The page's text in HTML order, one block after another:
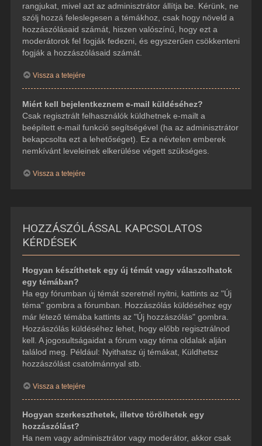
rangjukat, mivel azt az adminisztrátor állítja be. Kérünk, ne
szólj hozzá feleslegesen a témákhoz, csak hogy növeld a
hozzászólásaid számát, hiszen valószínű, hogy ezt a
moderátorok fel fogják fedezni, és egyszerűen csökkenteni
fogják a hozzászólásaid számát.
Vissza a tetejére
Miért kell bejelentkeznem e-mail küldéséhez?
Csak regisztrált felhasználók küldhetnek e-mailt a
beépített e-mail funkció segítségével (ha az adminisztrátor
bekapcsolta ezt a lehetőséget). Ez a névtelen emberek
nemkívánt leveleinek elkerülése végett szükséges.
Vissza a tetejére
HOZZÁSZÓLÁSSAL KAPCSOLATOS
KÉRDÉSEK
Hogyan készíthetek egy új témát vagy válaszolhatok
egy témában?
Ha egy fórumban új témát szeretnél nyitni, kattints az "Új
téma" gombra a fórumban. Hozzászólás küldéséhez egy
már létező témába kattints az "Új hozzászólás" gombra.
Hozzászólás küldéséhez lehet, hogy előbb regisztrálnod
kell. A jogosultságaidat a fórum vagy téma oldalak alján
találod meg. Például: Nyithatsz új témákat, Küldhetsz
hozzászólást csatolmánnyal stb.
Vissza a tetejére
Hogyan szerkeszthetek, illetve törölhetek egy
hozzászólást?
Ha nem vagy adminisztrátor vagy moderátor, akkor csak